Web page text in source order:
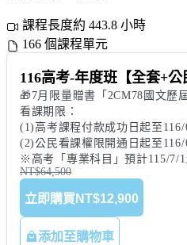
課程長度約 443.8 小時
166 個課程單元
116高考-年度班【全套+
🎁7月限量贈書「2CM78國文歷
看課期限：
(1)高考課程付款成功日起至116/
(2)公民看課權限開通日起至116/
※高考「專業科目」預計115/7/1
NT$64,500
立即購買 NT$12,900
添加至購物車